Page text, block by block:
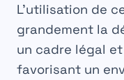
L’utilisation de
grandement la
un cadre légal
favorisant un